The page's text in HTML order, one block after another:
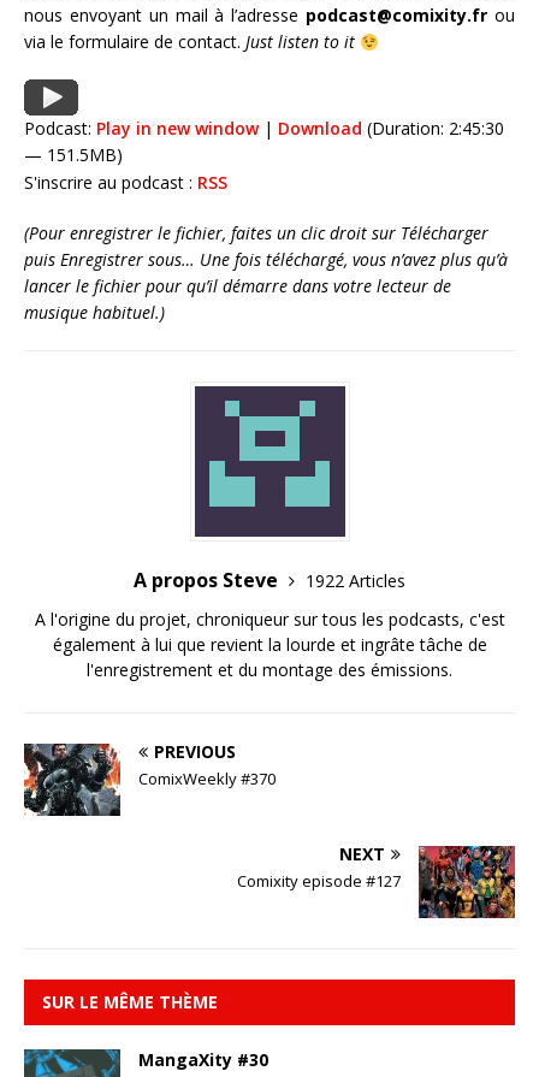
nous envoyant un mail à l’adresse podcast@comixity.fr ou
via le formulaire de contact. Just listen to it
Podcast: Play in new window| Download (Duration: 2:45:30
— 151.5MB)
S'inscrire au podcast : RSS
(Pour enregistrer le fichier, faites un clic droit sur Télécharger
puis Enregistrer sous… Une fois téléchargé, vous n’avez plus qu’à
lancer le fichier pour qu’il démarre dans votre lecteur de
musique habituel.)
A propos Steve
1922 Articles
A l'origine du projet, chroniqueur sur tous les podcasts, c'est
également à lui que revient la lourde et ingrâte tâche de
l'enregistrement et du montage des émissions.
PREVIOUS
ComixWeekly #370
NEXT
Comixity episode #127
SUR LE MÊME THÈME
MangaXity #30